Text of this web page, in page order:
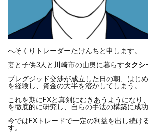
へそくりトレーダーたけんちと申します。
妻と子供3人と川崎市の山奥に暮らすタクシ
ブレグジッド交渉が成立した日の朝、はじ
を経験し、資金の大半を溶かしてしまう。
これを期にFXと真剣にむきあうようになり
を徹底的に研究し、自らの手法の構築に成功
今ではFXトレードで一定の利益を出し続け
す。